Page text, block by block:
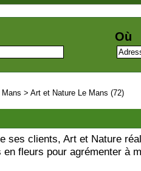
Où
Mans > Art et Nature Le Mans (72)
ses clients, Art et Nature
fleurs pour agrémenter à